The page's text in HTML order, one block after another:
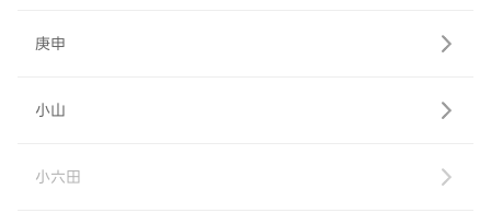
庚申
小山
小六田